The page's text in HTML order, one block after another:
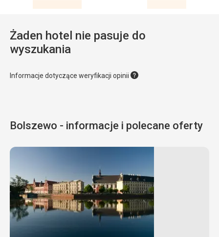
Żaden hotel nie pasuje do
wyszukania
Informacje dotyczące weryfikacji opinii
Bolszewo - informacje i polecane oferty